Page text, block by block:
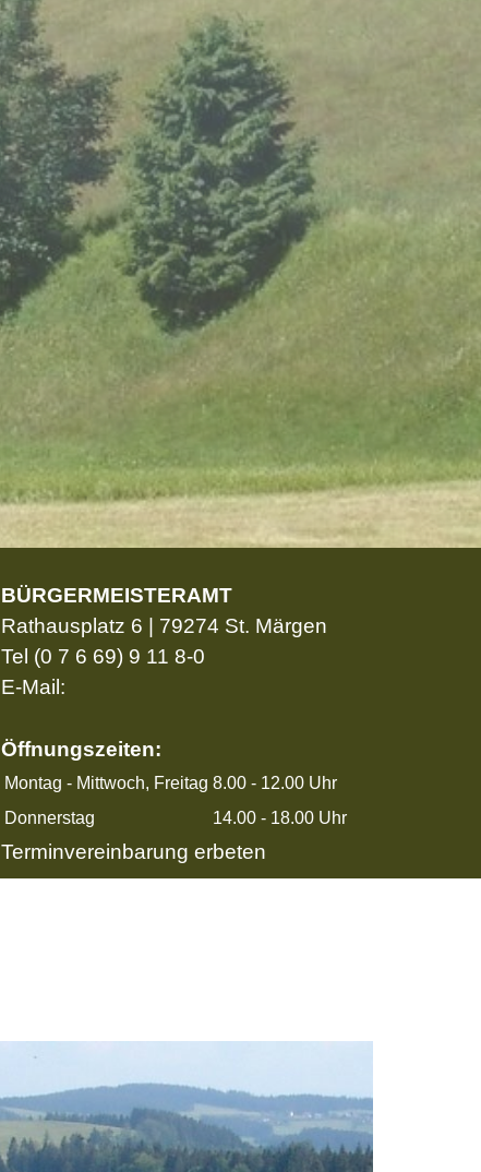
BÜRGERMEISTERAMT
Rathausplatz 6 | 79274 St. Märgen
Tel (0 7 6 69) 9 11 8-0
E-Mail:
Öffnungszeiten:
Montag - Mittwoch, Freitag 8.00 - 12.00 Uhr
Donnerstag
14.00 - 18.00 Uhr
Terminvereinbarung erbeten